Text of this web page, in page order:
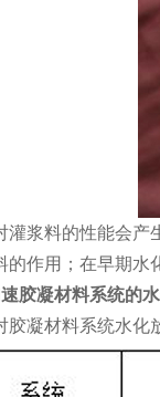
灌浆料的性能会产
的作用；在早期水
胶凝材料系统的
胶凝材料系统水化